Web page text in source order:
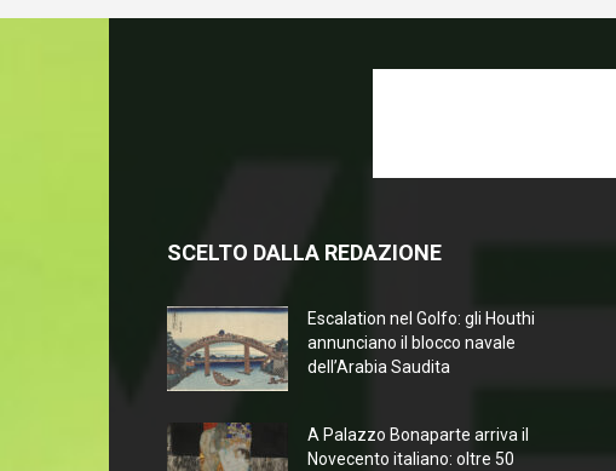
SCELTO DALLA REDAZIONE
Escalation nel Golfo: gli Houthi
annunciano il blocco navale
dell’Arabia Saudita
A Palazzo Bonaparte arriva il
Novecento italiano: oltre 50